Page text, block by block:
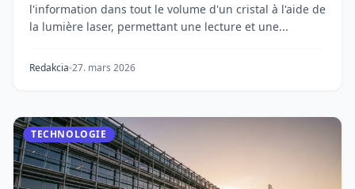
l'information dans tout le volume d'un cristal à l'aide de
la lumière laser, permettant une lecture et une...
Redakcia 27. mars 2026
TECHNOLOGIE